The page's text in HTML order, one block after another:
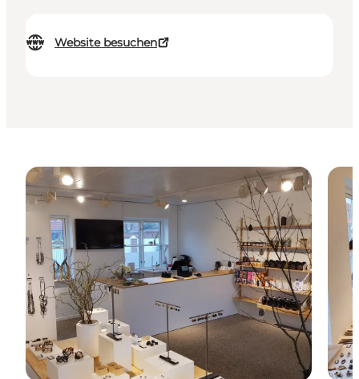
Website besuchen